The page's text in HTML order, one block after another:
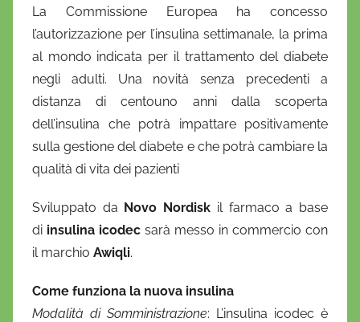
D
a
n
e
l
a
O
n
r
i
La Commissione Europea ha concesso
l’autorizzazione per l’insulina settimanale, la prima
al mondo indicata per il trattamento del diabete
negli adulti. Una novità senza precedenti a
distanza di centouno anni dalla scoperta
dell’insulina che potrà impattare positivamente
sulla gestione del diabete e che potrà cambiare la
qualità di vita dei pazienti
Sviluppato da Novo Nordisk il farmaco a base
di insulina icodec sarà messo in commercio con
il marchio Awiqli.
Come funziona la nuova insulina
Modalità di Somministrazione: L’insulina icodec è